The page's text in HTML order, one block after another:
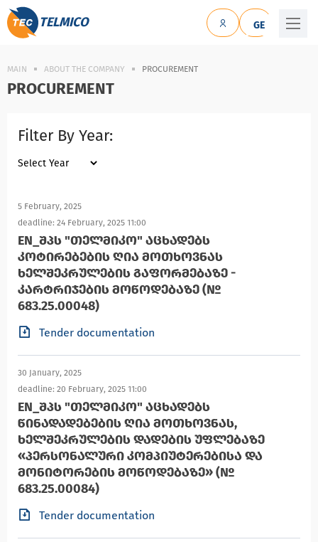
GE
TELMICO
MAIN ABOUT THE COMPANY PROCUREMENT
PROCUREMENT
Filter By Year:
5 February, 2025
deadline: 24 February, 2025 11:00
EN_ᲨᲞᲡ "ᲗᲔᲚᲛᲘᲙᲝ" ᲐᲪᲮᲐᲓᲔᲑᲡ
ᲙᲝᲢᲘᲠᲔᲑᲔᲑᲘᲡ ᲦᲘᲐ ᲛᲝᲗᲮᲝᲕᲜᲐᲡ
ᲮᲔᲚᲨᲔᲙᲠᲣᲚᲔᲑᲘᲡ ᲒᲐᲤᲝᲠᲛᲔᲑᲐᲖᲔ -
ᲙᲐᲠᲢᲠᲘᲯᲔᲑᲘᲡ ᲛᲝᲬᲝᲓᲔᲑᲐᲖᲔ (№
683.25.00048)
Tender documentation
30 January, 2025
deadline: 20 February, 2025 11:00
EN_ᲨᲞᲡ "ᲗᲔᲚᲛᲘᲙᲝ" ᲐᲪᲮᲐᲓᲔᲑᲡ
ᲬᲘᲜᲐᲓᲐᲓᲔᲑᲔᲑᲘᲡ ᲦᲘᲐ ᲛᲝᲗᲮᲝᲕᲜᲐᲡ,
ᲮᲔᲚᲨᲔᲙᲠᲣᲚᲔᲑᲘᲡ ᲓᲐᲓᲔᲑᲘᲡ ᲣᲤᲚᲔᲑᲐᲖᲔ
«ᲞᲔᲠᲡᲝᲜᲐᲚᲣᲠᲘ ᲙᲝᲛᲞᲘᲣᲢᲔᲠᲔᲑᲘᲡᲐ ᲓᲐ
ᲛᲝᲜᲘᲢᲝᲠᲔᲑᲘᲡ ᲛᲝᲬᲝᲓᲔᲑᲐᲖᲔ» (№
683.25.00084)
Tender documentation